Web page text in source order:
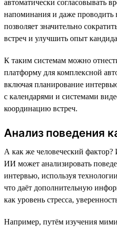
автоматически согласовывать
напоминания и даже проводить
позволяет значительно
встреч и улучшить опыт
К таким системам можно
платформу для комплексной
включая планирование
с календарями и системами
координацию встреч.
Анализ поведения
А как же человеческий фактор?
ИИ может анализировать
интервью, используя
что даёт дополнительную
как уровень стресса,
Например, путём изучения